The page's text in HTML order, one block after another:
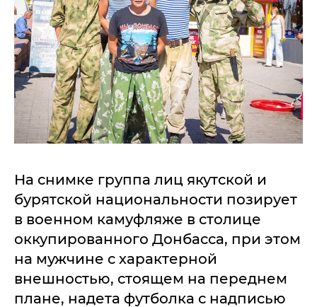
На снимке группа лиц якутской и
бурятской национальности позирует
в военном камуфляже в столице
оккупированного Донбасса, при этом
на мужчине с характерной
внешностью, стоящем на переднем
плане, надета футболка с надписью